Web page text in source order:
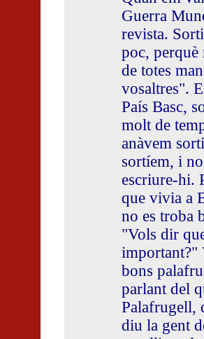
Guerra
revista.
poc, perquè
de totes
vosaltres".
País Basc,
molt de
anàvem
sortíem, i
escriure-hi.
que vivia a
no es troba
"Vols dir
important?"
bons
parlant del
Palafrugell,
diu la gent